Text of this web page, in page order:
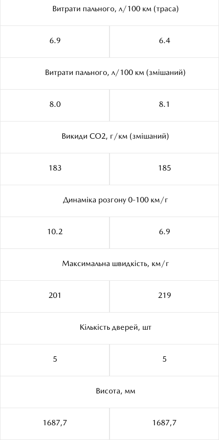
Витрати пального, л/100 км (траса)
6.9 6.4
Витрати пального, л/100 км (змішаний)
8.0 8.1
Викиди CO2, г/км (змішаний)
183 185
Динаміка розгону 0-100 км/г
10.2 6.9
Максимальна швидкiсть, км/г
201 219
Кiлькiсть дверей, шт
5 5
Висота, мм
1687,7 1687,7